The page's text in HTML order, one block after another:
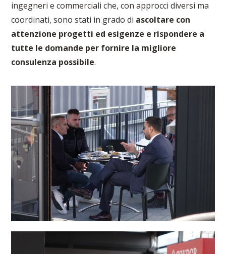
ingegneri e commerciali che, con approcci diversi ma
coordinati, sono stati in grado di ascoltare con
attenzione progetti ed esigenze e rispondere a
tutte le domande per fornire la migliore
consulenza possibile.